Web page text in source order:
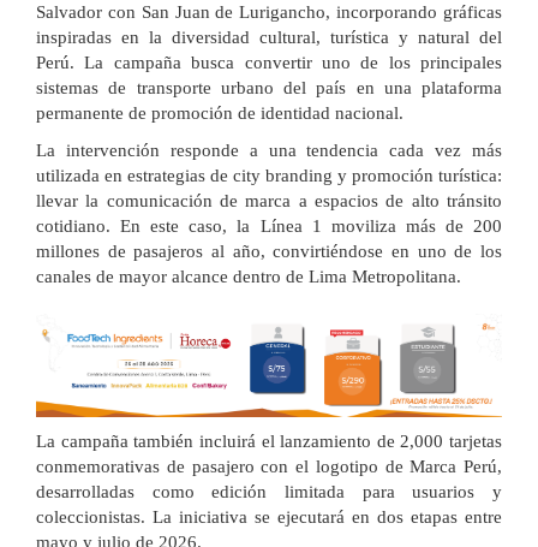
Salvador con San Juan de Lurigancho, incorporando gráficas
inspiradas en la diversidad cultural, turística y natural del
Perú. La campaña busca convertir uno de los principales
sistemas de transporte urbano del país en una plataforma
permanente de promoción de identidad nacional.
La intervención responde a una tendencia cada vez más
utilizada en estrategias de city branding y promoción turística:
llevar la comunicación de marca a espacios de alto tránsito
cotidiano. En este caso, la Línea 1 moviliza más de 200
millones de pasajeros al año, convirtiéndose en uno de los
canales de mayor alcance dentro de Lima Metropolitana.
La campaña también incluirá el lanzamiento de 2,000 tarjetas
conmemorativas de pasajero con el logotipo de Marca Perú,
desarrolladas como edición limitada para usuarios y
coleccionistas. La iniciativa se ejecutará en dos etapas entre
mayo y julio de 2026.